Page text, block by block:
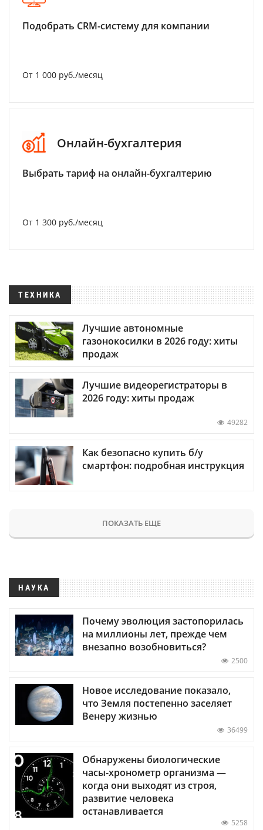
Подобрать CRM-систему для компании
От 1 000 руб./месяц
Онлайн-бухгалтерия
Выбрать тариф на онлайн-бухгалтерию
От 1 300 руб./месяц
ТЕХНИКА
Лучшие автономные
газонокосилки в 2026 году: хиты
продаж
Лучшие видеорегистраторы в
2026 году: хиты продаж
49282
Как безопасно купить б/у
смартфон: подробная инструкция
ПОКАЗАТЬ ЕЩЕ
НАУКА
Почему эволюция застопорилась
на миллионы лет, прежде чем
внезапно возобновиться?
2500
Новое исследование показало,
что Земля постепенно заселяет
Венеру жизнью
36499
Обнаружены биологические
часы-хронометр организма —
когда они выходят из строя,
развитие человека
останавливается
5258